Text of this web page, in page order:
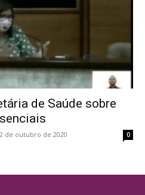
de Saúde sobre
de outubro de 2020 0